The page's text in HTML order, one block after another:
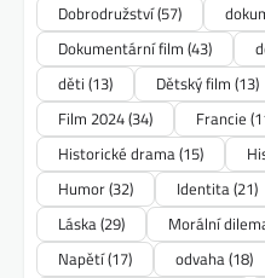
Dobrodružství(57)
Dokumentární film (43)
děti (13) Dětský film (13)
Film 2024(34) Francie
Historické drama(15)
Humor(32) Identita(21)
Láska(29) Morální
Napětí(17) odvaha(18)